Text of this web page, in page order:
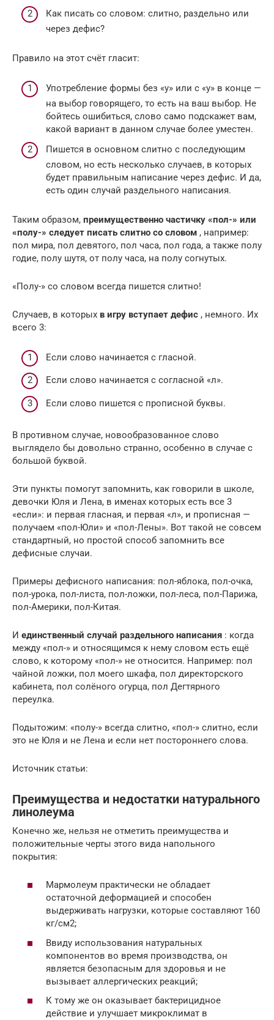
Как писать со словом: слитно, раздельно или
через дефис?
Правило на этот счёт гласит:
Употребление формы без «у» или с «у» в конце —
на выбор говорящего, то есть на ваш выбор. Не
бойтесь ошибиться, слово само подскажет вам,
какой вариант в данном случае более уместен.
Пишется в основном слитно с последующим
словом, но есть несколько случаев, в которых
будет правильным написание через дефис. И да,
есть один случай раздельного написания.
Таким образом, преимущественно частичку «пол-» или
«полу-» следует писать слитно со словом , например:
пол мира, пол девятого, пол часа, пол года, а также полу
годие, полу шутя, от полу часа, на полу согнутых.
«Полу-» со словом всегда пишется слитно!
Случаев, в которых в игру вступает дефис , немного. Их
всего 3:
Если слово начинается с гласной.
Если слово начинается с согласной «л».
Если слово пишется с прописной буквы.
В противном случае, новообразованное слово
выглядело бы довольно странно, особенно в случае с
большой буквой.
Эти пункты помогут запомнить, как говорили в школе,
девочки Юля и Лена, в именах которых есть все 3
«если»: и первая гласная, и первая «л», и прописная —
получаем «пол-Юли» и «пол-Лены». Вот такой не совсем
стандартный, но простой способ запомнить все
дефисные случаи.
Примеры дефисного написания: пол-яблока, пол-очка,
пол-урока, пол-листа, пол-ложки, пол-леса, пол-Парижа,
пол-Америки, пол-Китая.
И единственный случай раздельного написания : когда
между «пол-» и относящимся к нему словом есть ещё
слово, к которому «пол-» не относится. Например: пол
чайной ложки, пол моего шкафа, пол директорского
кабинета, пол солёного огурца, пол Дегтярного
переулка.
Подытожим: «полу-» всегда слитно, «пол-» слитно, если
это не Юля и не Лена и если нет постороннего слова.
Источник статьи:
Преимущества и недостатки натурального
линолеума
Конечно же, нельзя не отметить преимущества и
положительные черты этого вида напольного
покрытия:
Мармолеум практически не обладает
остаточной деформацией и способен
выдерживать нагрузки, которые составляют 160
кг/см2;
Ввиду использования натуральных
компонентов во время производства, он
является безопасным для здоровья и не
вызывает аллергических реакций;
К тому же он оказывает бактерицидное
действие и улучшает микроклимат в